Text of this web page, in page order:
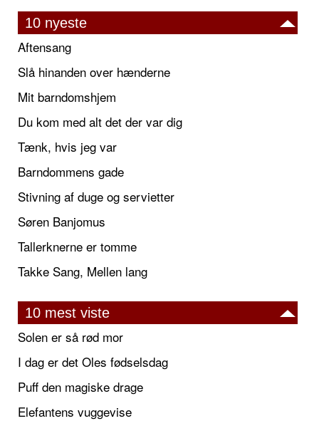
10 nyeste
Aftensang
Slå hinanden over hænderne
Mit barndomshjem
Du kom med alt det der var dig
Tænk, hvis jeg var
Barndommens gade
Stivning af duge og servietter
Søren Banjomus
Tallerknerne er tomme
Takke Sang, Mellen lang
10 mest viste
Solen er så rød mor
I dag er det Oles fødselsdag
Puff den magiske drage
Elefantens vuggevise